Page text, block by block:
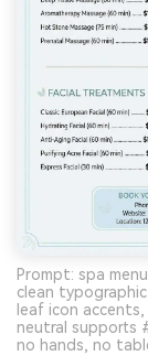
Prompt: spa
clean
leaf icon
neutral supports
no hands, no